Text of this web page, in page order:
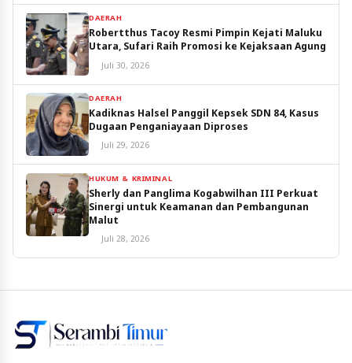
DAERAH
Robertthus Tacoy Resmi Pimpin Kejati Maluku
Utara, Sufari Raih Promosi ke Kejaksaan Agung
Juli 30, 2026
DAERAH
Kadiknas Halsel Panggil Kepsek SDN 84, Kasus
Dugaan Penganiayaan Diproses
Juli 29, 2026
HUKUM & KRIMINAL
Sherly dan Panglima Kogabwilhan III Perkuat
Sinergi untuk Keamanan dan Pembangunan
Malut
Juli 28, 2026